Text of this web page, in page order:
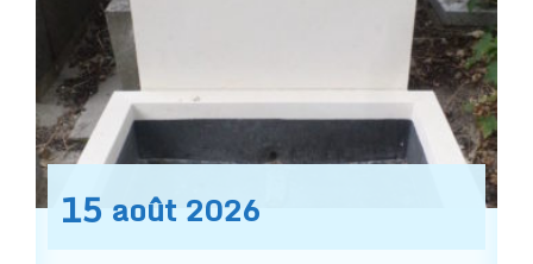
15 août 2026